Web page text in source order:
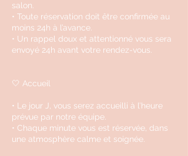
salon.
• Toute réservation doit être confirmée au
moins 24h à l’avance.
• Un rappel doux et attentionné vous sera
envoyé 24h avant votre rendez-vous.
🤍 Accueil
• Le jour J, vous serez accueilli à l’heure
prévue par notre équipe.
• Chaque minute vous est réservée, dans
une atmosphère calme et soignée.